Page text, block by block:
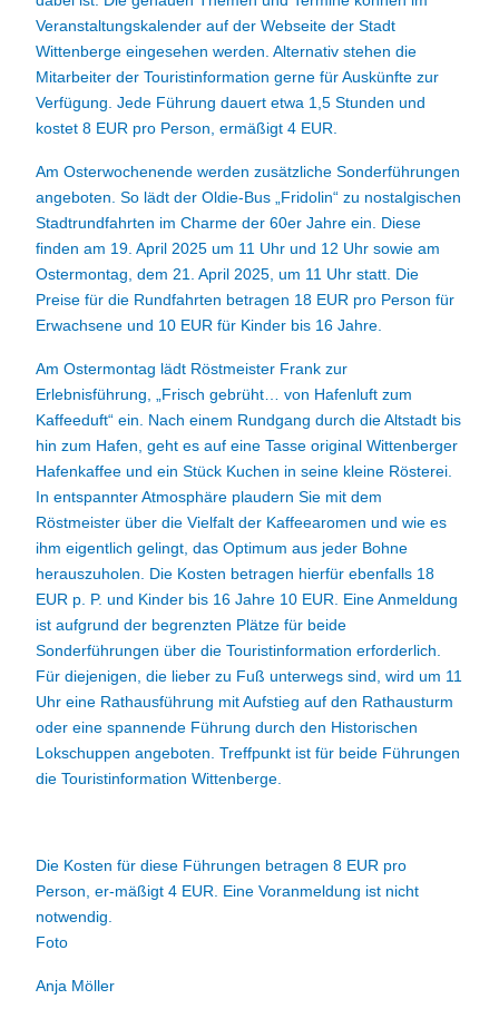
Veranstaltungskalender auf der Webseite der Stadt
Wittenberge eingesehen werden. Alternativ stehen die
Mitarbeiter der Touristinformation gerne für Auskünfte zur
Verfügung. Jede Führung dauert etwa 1,5 Stunden und
kostet 8 EUR pro Person, ermäßigt 4 EUR.
Am Osterwochenende werden zusätzliche Sonderführungen
angeboten. So lädt der Oldie-Bus „Fridolin“ zu nostalgischen
Stadtrundfahrten im Charme der 60er Jahre ein. Diese
finden am 19. April 2025 um 11 Uhr und 12 Uhr sowie am
Ostermontag, dem 21. April 2025, um 11 Uhr statt. Die
Preise für die Rundfahrten betragen 18 EUR pro Person für
Erwachsene und 10 EUR für Kinder bis 16 Jahre.
Am Ostermontag lädt Röstmeister Frank zur
Erlebnisführung, „Frisch gebrüht… von Hafenluft zum
Kaffeeduft“ ein. Nach einem Rundgang durch die Altstadt bis
hin zum Hafen, geht es auf eine Tasse original Wittenberger
Hafenkaffee und ein Stück Kuchen in seine kleine Rösterei.
In entspannter Atmosphäre plaudern Sie mit dem
Röstmeister über die Vielfalt der Kaffeearomen und wie es
ihm eigentlich gelingt, das Optimum aus jeder Bohne
herauszuholen. Die Kosten betragen hierfür ebenfalls 18
EUR p. P. und Kinder bis 16 Jahre 10 EUR. Eine Anmeldung
ist aufgrund der begrenzten Plätze für beide
Sonderführungen über die Touristinformation erforderlich.
Für diejenigen, die lieber zu Fuß unterwegs sind, wird um 11
Uhr eine Rathausführung mit Aufstieg auf den Rathausturm
oder eine spannende Führung durch den Historischen
Lokschuppen angeboten. Treffpunkt ist für beide Führungen
die Touristinformation Wittenberge.
Die Kosten für diese Führungen betragen 8 EUR pro
Person, er-mäßigt 4 EUR. Eine Voranmeldung ist nicht
notwendig.
Foto
Anja Möller